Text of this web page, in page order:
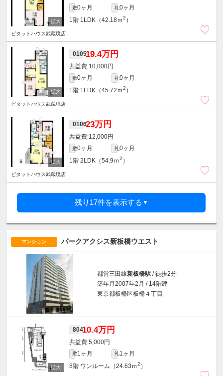
敷0ヶ月 礼0ヶ月
1階 1LDK（42.18ｍ2 ）
ピタットハウス武蔵境店
010519.4万円
10,000円
敷0ヶ月 礼0ヶ月
1階 1LDK（45.72ｍ2 ）
ピタットハウス武蔵境店
010623万円
12,000円
敷0ヶ月 礼0ヶ月
1階 2LDK（54.9ｍ2 ）
ピタットハウス武蔵境店
残り17件を表示する ▼
マンション パークアクシス新板橋ウエスト
都営三田線新板橋駅 / 徒歩2分
築年月2007年2月 / 14階建
東京都板橋区板橋４丁目
80410.4万円
5,000円
敷1ヶ月 礼1ヶ月
8階 ワンルーム（24.63ｍ2 ）